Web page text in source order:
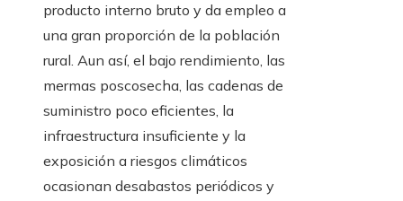
producto interno bruto y da empleo a
una gran proporción de la población
rural. Aun así, el bajo rendimiento, las
mermas poscosecha, las cadenas de
suministro poco eficientes, la
infraestructura insuficiente y la
exposición a riesgos climáticos
ocasionan desabastos periódicos y